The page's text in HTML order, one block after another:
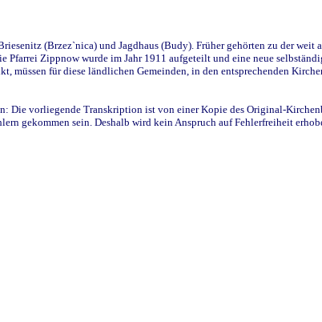
(Brzez`nica) und Jagdhaus (Budy). Früher gehörten zu der weit
Zippnow wurde im Jahr 1911 aufgeteilt und eine neue
für diese ländlichen Gemeinden, in den entsprechenden
Die vorliegende Transkription ist von einer Kopie des Original-
gekommen sein. Deshalb wird kein Anspruch auf Fehlerfreiheit